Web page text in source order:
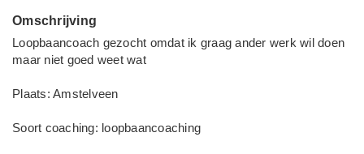
Omschrijving
Loopbaancoach gezocht omdat ik graag ander werk wil doen
maar niet goed weet wat
Plaats: Amstelveen
Soort coaching: loopbaancoaching